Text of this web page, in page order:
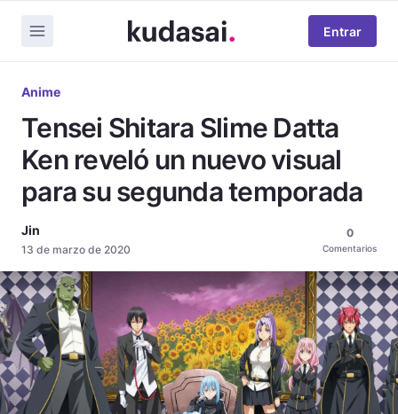
Entrar
Anime
Tensei Shitara Slime Datta
Ken reveló un nuevo visual
para su segunda temporada
Jin
13 de marzo de 2020
0
Comentarios